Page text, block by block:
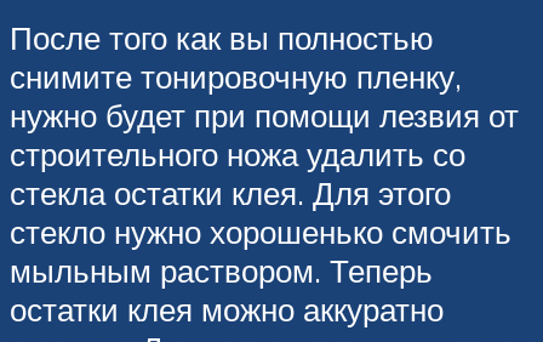
После того как вы полностью
снимите тонировочную пленку,
нужно будет при помощи лезвия от
строительного ножа удалить со
стекла остатки клея. Для этого
стекло нужно хорошенько смочить
мыльным раствором. Теперь
остатки клея можно аккуратно